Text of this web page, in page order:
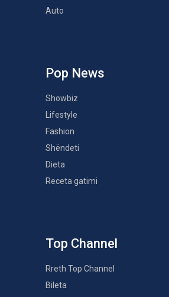
Auto
Pop News
Showbiz
Lifestyle
Fashion
Shëndeti
Dieta
Receta gatimi
Top Channel
Rreth Top Channel
Bileta